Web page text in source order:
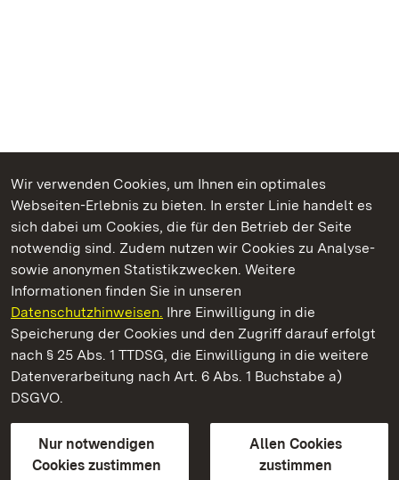
Wir verwenden Cookies, um Ihnen ein optimales
Webseiten-Erlebnis zu bieten. In erster Linie handelt es
sich dabei um Cookies, die für den Betrieb der Seite
notwendig sind. Zudem nutzen wir Cookies zu Analyse-
sowie anonymen Statistikzwecken. Weitere
Informationen finden Sie in unseren
Datenschutzhinweisen. Ihre Einwilligung in die
Speicherung der Cookies und den Zugriff darauf erfolgt
nach § 25 Abs. 1 TTDSG, die Einwilligung in die weitere
Datenverarbeitung nach Art. 6 Abs. 1 Buchstabe a)
DSGVO.
Nur notwendigen
Cookies zustimmen
Allen Cookies
zustimmen
Kommen. Staunen. Genießen.
Staatliche Schlösser und Gärten Baden‑Württemberg
Staatliche Schlösser und Gärten Baden-Württemberg
Kontakt
GebärdenspracheLeichte Sprache
Erklärung zur Barrierefreiheit
BITV-konform (geprüfte Seiten)